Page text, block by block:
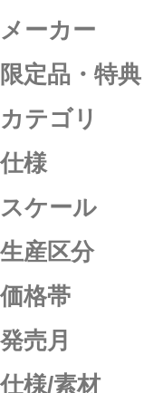
メーカー
限定品・特典
カテゴリ
仕様
スケール
生産区分
価格帯
発売月
仕様/素材